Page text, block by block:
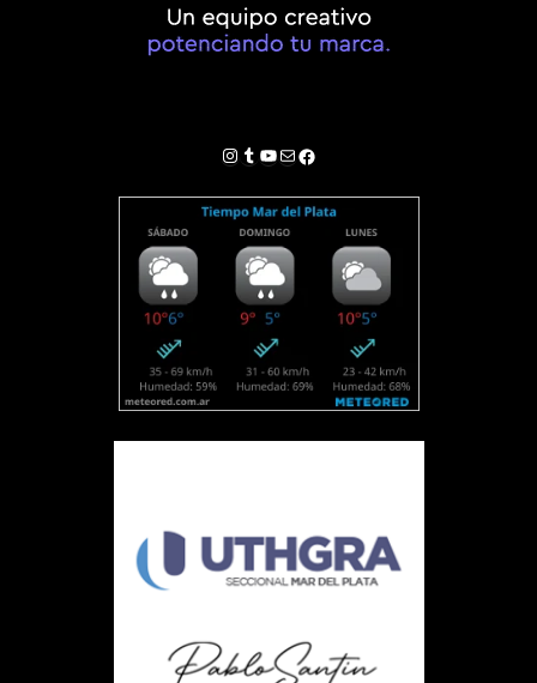
Instagram
Tumblr
YouTube
Correo electrónico
Facebook